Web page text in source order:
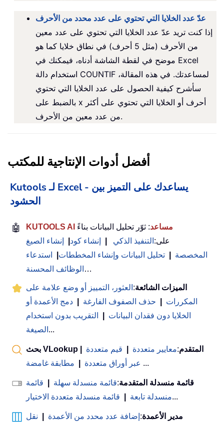
عدّ عدد الخلايا التي تحتوي على عدد محدد من الأحرف
إذا كنت تريد عدّ عدد الخلايا التي تحتوي على عدد معين
من الأحرف (مثل 5 أحرف) في نطاق خلايا كما هو
موضح في لقطة الشاشة أدناه، فيمكنك في Excel
استخدام دالة COUNTIF لمساعدتك. في هذه المقالة،
سأشرح كيفية الحصول على عدد الخلايا التي تحتوي
بالضبط على x أحرف أو الخلايا التي تحتوي على أكثر
من عدد معين من الأحرف.
أفضل أدوات الإنتاجية للمكتب
Kutools لـ Excel - يساعدك على التميز بين
الحشود
🤖 KUTOOLS AI مساعد: ثوّر تحليل البيانات بناءً
على: التنفيذ الذكي إنشاء كود
إنشاء الصيغ
المخصصة
تحليل البيانات وإنشاء المخططات
استدعاء
الوظائف المحسنة …
الميزات الشائعة: العثور، التمييز أو وضع علامة على
المكررات
حذف الصفوف الفارغة
دمج الأعمدة أو
الخلايا دون فقدان البيانات
التقريب بدون استخدام
الصيغة ...
بحث VLookup المتقدم:معايير متعددة قيم متعددة
عبر أوراق متعددة
مطابقة غامضة ...
قائمة منسدلة المتقدمة:قائمة منسدلة سهلة
قائمة
منسدلة تابعة
قائمة منسدلة متعددة الاختيار ...
مدير الأعمدة: إضافة عدد محدد من الأعمدة
نقل